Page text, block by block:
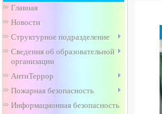
Главная
Новости
Структурное подразделение
Сведения об образовательной
организации
АнтиТеррор
Пожарная безопасность
Информационная безопасность